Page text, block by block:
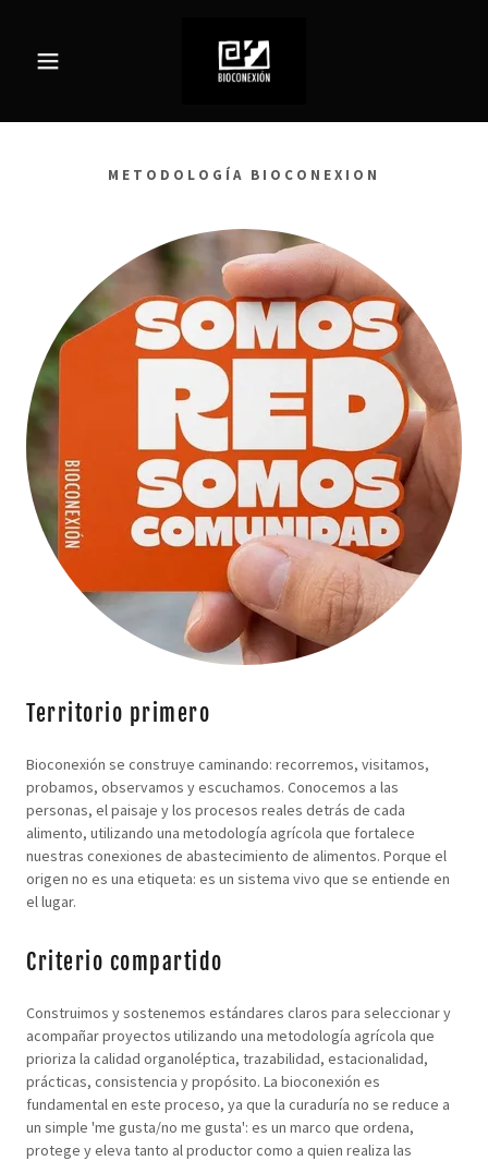
METODOLOGÍA BIOCONEXION
Territorio primero
Bioconexión se construye caminando: recorremos, visitamos,
probamos, observamos y escuchamos. Conocemos a las
personas, el paisaje y los procesos reales detrás de cada
alimento, utilizando una metodología agrícola que fortalece
nuestras conexiones de abastecimiento de alimentos. Porque el
origen no es una etiqueta: es un sistema vivo que se entiende en
el lugar.
Criterio compartido
Construimos y sostenemos estándares claros para seleccionar y
acompañar proyectos utilizando una metodología agrícola que
prioriza la calidad organoléptica, trazabilidad, estacionalidad,
prácticas, consistencia y propósito. La bioconexión es
fundamental en este proceso, ya que la curaduría no se reduce a
un simple 'me gusta/no me gusta': es un marco que ordena,
protege y eleva tanto al productor como a quien realiza las